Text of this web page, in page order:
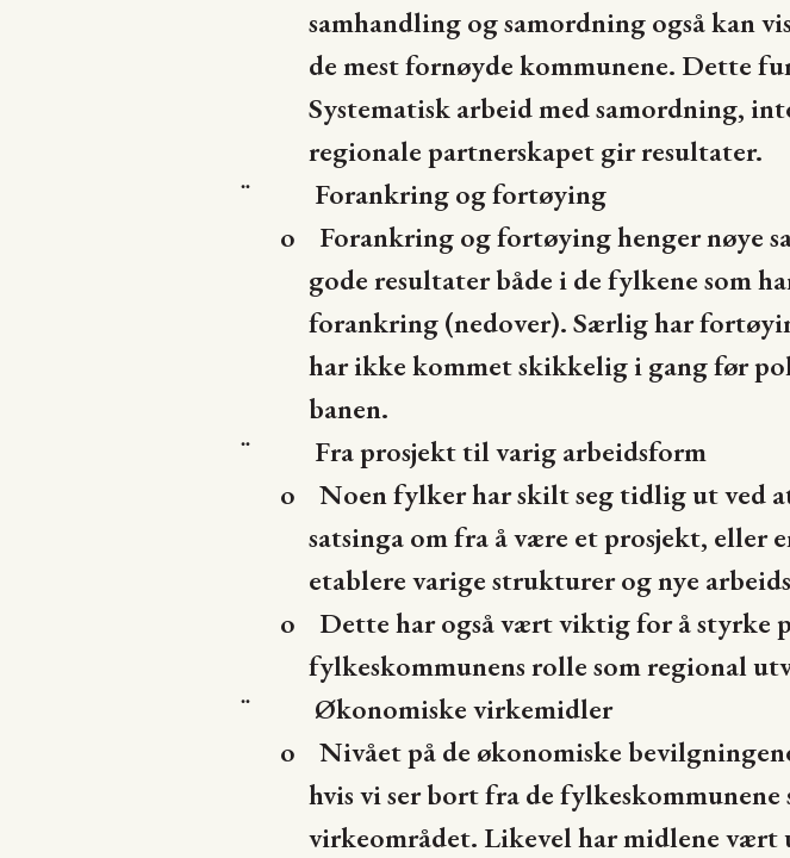
samhandling og samordning også kan
de mest fornøyde kommunene. Dette
Systematisk arbeid med samordning,
regionale partnerskapet gir resultater.
¨ Forankring og fortøying
o Forankring og fortøying henger nøye
gode resultater både i de fylkene som
forankring (nedover). Særlig har
har ikke kommet skikkelig i gang før
banen.
¨ Fra prosjekt til varig arbeidsform
o Noen fylker har skilt seg tidlig ut ved
satsinga om fra å være et prosjekt, eller
etablere varige strukturer og nye
o Dette har også vært viktig for å styrke
fylkeskommunens rolle som regional
¨ Økonomiske virkemidler
o Nivået på de økonomiske
hvis vi ser bort fra de
virkeområdet. Likevel har midlene